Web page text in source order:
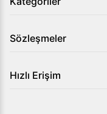
Sözleşmeler
Hızlı Erişim